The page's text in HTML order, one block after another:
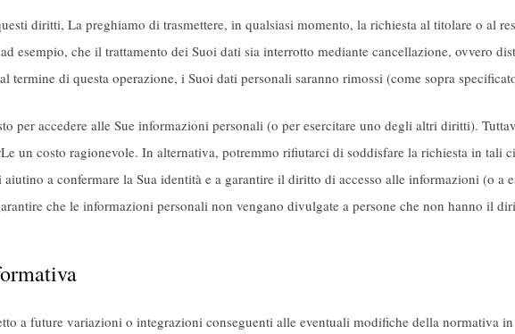
diritti, La preghiamo di trasmettere, in qualsiasi momento, la richiesta al titolare o al
esempio, che il trattamento dei Suoi dati sia interrotto mediante cancellazione, ovvero
termine di questa operazione, i Suoi dati personali saranno rimossi (come sopra
per accedere alle Sue informazioni personali (o per esercitare uno degli altri diritti).
un costo ragionevole. In alternativa, potremmo rifiutarci di soddisfare la richiesta in tali
a confermare la Sua identità e a garantire il diritto di accesso alle informazioni (o a
che le informazioni personali non vengano divulgate a persone che non hanno il
a future variazioni o integrazioni conseguenti alle eventuali modifiche della normativa